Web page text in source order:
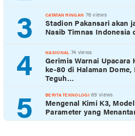
3 CATATAN RINGAN 76 views
Stadion Pakansari akan
Nasib Timnas Indonesia
4 NASIONAL 74 views
Gerimis Warnai Upacara
ke-80 di Halaman Dome,
Teguh…
5 BERITA TEKNOLOGI 69 views
Mengenal Kimi K3,
Parameter yang